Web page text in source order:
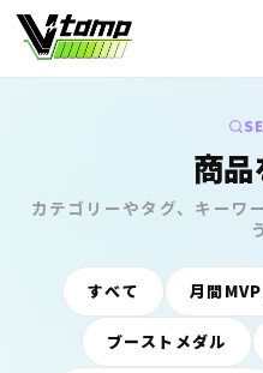
V-tamp（ブイタンプ）
商
カテゴリーやタグ、キーワ
すべて 月間
ブーストメダル